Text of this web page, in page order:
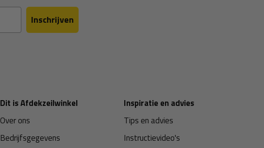
Inschrijven
Dit is Afdekzeilwinkel
Over ons
Bedrijfsgegevens
Inspiratie en advies
Tips en advies
Instructievideo's